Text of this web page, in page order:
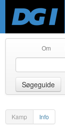
Om
Søgeguide
Kamp Info